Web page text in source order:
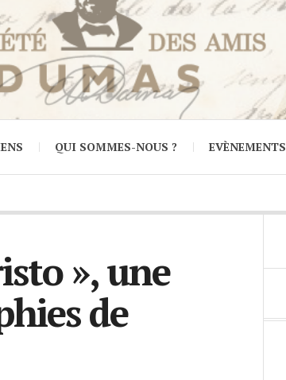
QUI SOMMES-NOUS ? EVÈNEMENTS
», une
de